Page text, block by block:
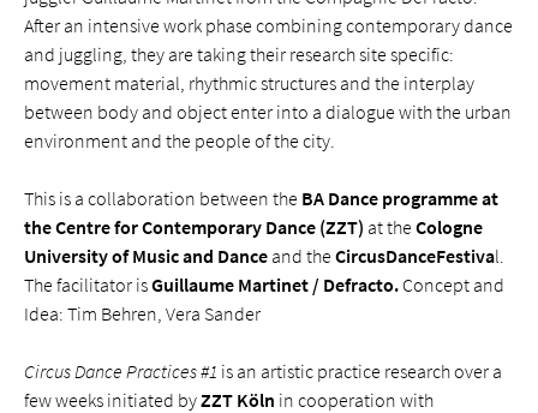
After an intensive work phase combining contemporary dance
and juggling, they are taking their research site specific:
movement material, rhythmic structures and the interplay
between body and object enter into a dialogue with the urban
environment and the people of the city.
This is a collaboration between the BA Dance programme at
the Centre for Contemporary Dance (ZZT) at theCologne
University of Music and Dance and theCircusDanceFestival.
The facilitator isGuillaume Martinet / Defracto. Concept and
Idea: Tim Behren, Vera Sander
Circus Dance Practices #1 is an artistic practice research over a
few weeks initiated byZZT Köln in cooperation with